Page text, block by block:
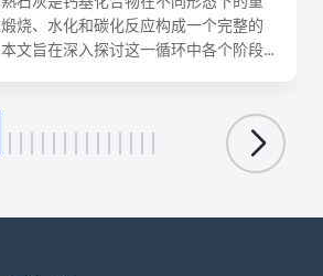
烧、水化和碳化反应构成一个完整的
文旨在深入探讨这一循环中各个阶段
低能耗、实现资源可持续利用具有重要